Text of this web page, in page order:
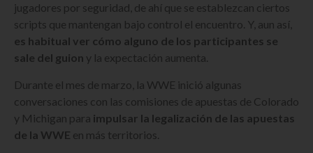
jugadores por seguridad, de ahí que se establezcan ciertos
scripts que mantengan bajo control el encuentro. Y, aun así,
es habitual ver cómo alguno de los participantes se
sale del guion y la expectación aumenta.
Durante el mes de marzo, la WWE inició algunas
conversaciones con las comisiones de apuestas de Colorado
y Michigan para impulsar la legalización de las apuestas
de la WWE en más territorios.